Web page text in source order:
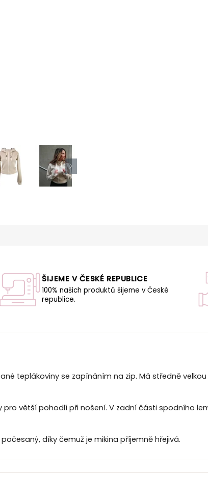
ŠIJEME V ČESKÉ REPUBLICE
100% našich produktů šijeme v České
republice.
teplákoviny se zapínáním na zip. Má středně
větší pohodlí při nošení. V zadní části spodního
díky čemuž je mikina příjemně hřejivá.